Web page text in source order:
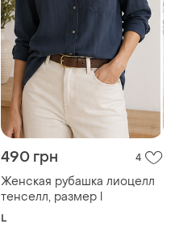
490 грн 4
Женская рубашка лиоцелл
тенселл, размер l
L